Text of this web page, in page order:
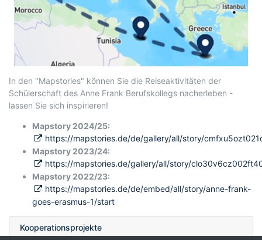
In den "Mapstories" können Sie die Reiseaktivitäten der
Schülerschaft des Anne Frank Berufskollegs nacherleben -
lassen Sie sich inspirieren!
Mapstory 2024/25:
https://mapstories.de/de/gallery/all/story/
Mapstory 2023/24:
https://mapstories.de/gallery/all/story/
Mapstory 2022/23:
https://mapstories.de/de/embed/all/story/anne-frank-
goes-erasmus-1/start
Kooperationsprojekte